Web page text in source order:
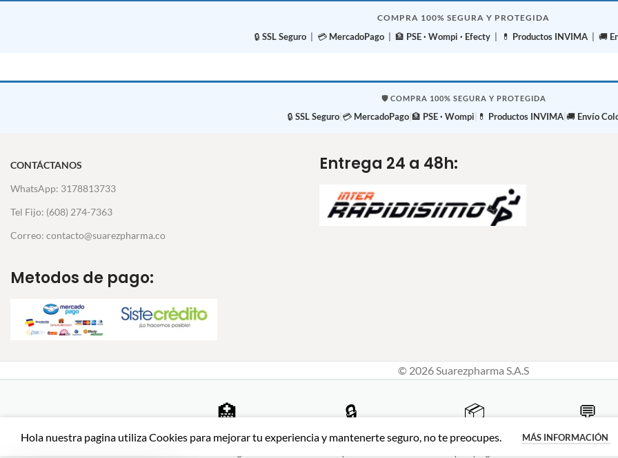
COMPRA 100% SEGURA Y PROTEGIDA
🔒 SSL Seguro | 💳 MercadoPago | 🏦 PSE · Wompi · Efecty | 💊 Productos INVIMA | 🚚
🛡️ COMPRA 100% SEGURA Y PROTEGIDA
🔒 SSL Seguro| 💳 MercadoPago| 🏦 PSE · Wompi 💊 Productos INVIMA| 🚚 Envío
CONTÁCTANOS
WhatsApp: 3178813733
Tel Fijo: (608) 274-7363
Correo: contacto@suarezpharma.co
Metodos de pago:
Entrega 24 a 48h:
© 2026 Suarezpharma S.A.S
Hola nuestra pagina utiliza Cookies para mejorar tu experiencia y mantenerte seguro, no te preocupes. MÁS INFORMACIÓN
🏥
Productos auténticos de
🔒
SSL · PSE · Tarjetas · Contraentrega
📦
Desde Ibagué hasta tu puerta,
💬
Atención
WhatsApp 315 461